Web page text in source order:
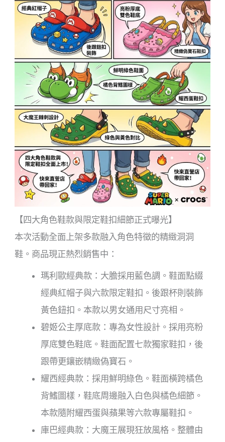
【四大角色鞋款與限定鞋扣細節正式曝光】
本次活動全面上架多款融入角色特徵的精緻洞洞
鞋。商品現正熱烈銷售中：
瑪利歐經典款：大膽採用藍色調。鞋面點綴
經典紅帽子與六款限定鞋扣。後跟杯則裝飾
黃色鈕扣。本款以男女通用尺寸亮相。
碧姬公主厚底款：專為女性設計。採用亮粉
厚底雙色鞋底。鞋面配置七款獨家鞋扣，後
跟帶更鑲嵌精緻偽寶石。
耀西經典款：採用鮮明綠色。鞋面橫跨橘色
背鰭圖樣，鞋底周邊融入白色與橘色細節。
本款隨附耀西蛋與蘋果等六款專屬鞋扣。
庫巴經典款：大魔王展現狂放風格。整體由